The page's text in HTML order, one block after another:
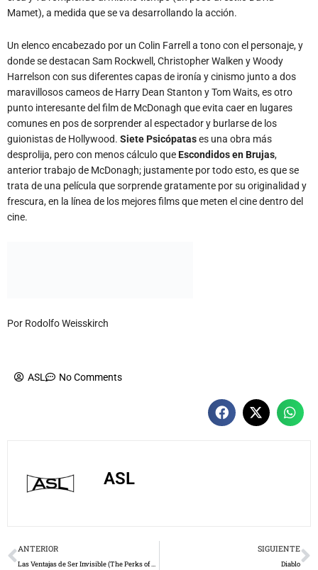
Mamet), a medida que se va desarrollando la acción.
Un elenco encabezado por un Colin Farrell a tono con el personaje, y
donde se destacan Sam Rockwell, Christopher Walken y Woody
Harrelson con sus diferentes capas de ironía y cinismo junto a dos
maravillosos cameos de Harry Dean Stanton y Tom Waits, es otro
punto interesante del film de McDonagh que evita caer en lugares
comunes en pos de sorprender al espectador y burlarse de los
guionistas de Hollywood. Siete Psicópatases una obra más
desprolija, pero con menos cálculo queEscondidos en Brujas,
anterior trabajo de McDonagh; justamente por todo esto, es que se
trata de una película que sorprende gratamente por su originalidad y
frescura, en la línea de los mejores films que meten el cine dentro del
cine.
Dejá un comentario